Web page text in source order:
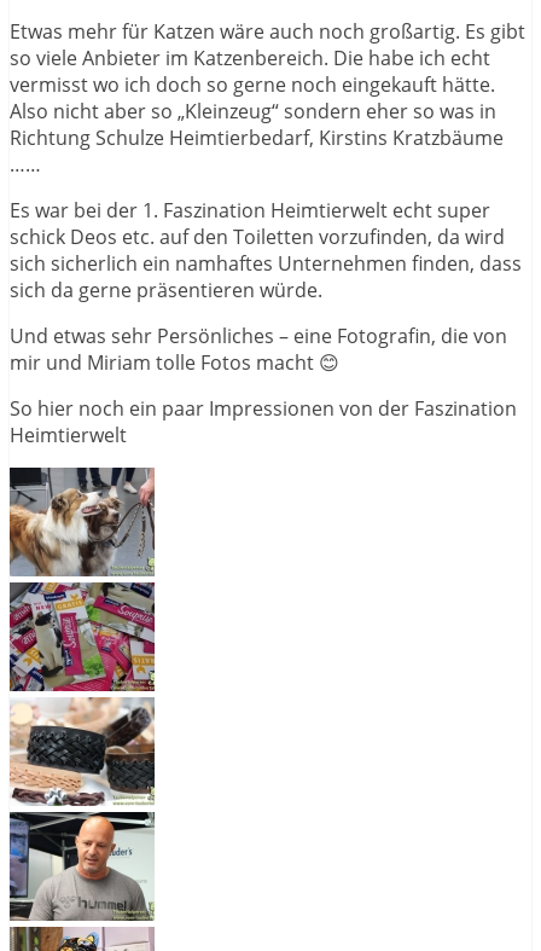
Etwas mehr für Katzen wäre auch noch großartig. Es gibt
so viele Anbieter im Katzenbereich. Die habe ich echt
vermisst wo ich doch so gerne noch eingekauft hätte.
Also nicht aber so „Kleinzeug“ sondern eher so was in
Richtung Schulze Heimtierbedarf, Kirstins Kratzbäume
……
Es war bei der 1. Faszination Heimtierwelt echt super
schick Deos etc. auf den Toiletten vorzufinden, da wird
sich sicherlich ein namhaftes Unternehmen finden, dass
sich da gerne präsentieren würde.
Und etwas sehr Persönliches – eine Fotografin, die von
mir und Miriam tolle Fotos macht 😊
So hier noch ein paar Impressionen von der Faszination
Heimtierwelt